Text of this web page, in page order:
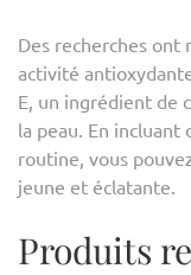
Des recherches ont
activité
E, un ingrédient de
la peau. En incluant
routine, vous
jeune et éclatante.
Produits